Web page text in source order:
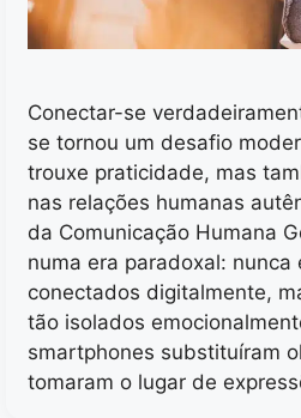
Conectar-se
se tornou um desafio
trouxe praticidade, mas
nas relações humanas
da Comunicação Humana
numa era paradoxal: nunca
conectados digitalmente,
tão isolados
smartphones substituíram
tomaram o lugar de